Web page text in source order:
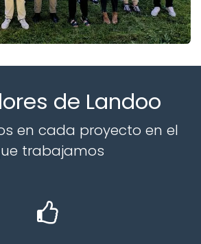
de Landoo
en cada proyecto en el
trabajamos